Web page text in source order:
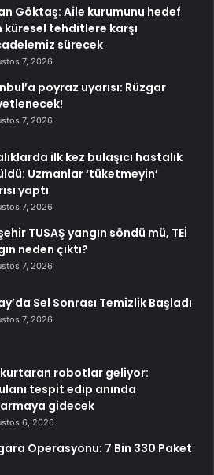
Göktaş: Aile kurumunu hedef
küresel tehditlere karşı
sürecek
7, 2026
poyraz uyarısı: Rüzgar
7, 2026
ilk kez bulaşıcı hastalık
Uzmanlar ‘tüketmeyin’
yaptı
7, 2026
TUSAŞ yangın söndü mü, TEİ
neden çıktı?
7, 2026
Sel Sonrası Temizlik Başladı
7, 2026
robotlar geliyor:
tespit edip anında
gidecek
6, 2026
Operasyonu: 7 Bin 330 Paket